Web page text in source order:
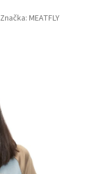
Značka: MEATFLY